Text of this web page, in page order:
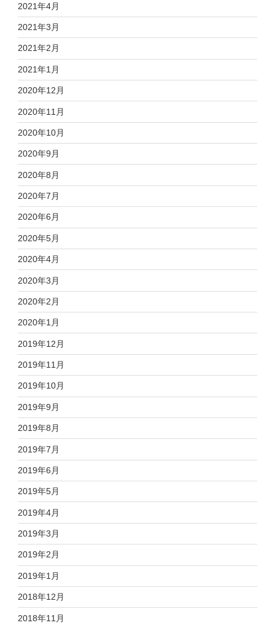
2021年4月
2021年3月
2021年2月
2021年1月
2020年12月
2020年11月
2020年10月
2020年9月
2020年8月
2020年7月
2020年6月
2020年5月
2020年4月
2020年3月
2020年2月
2020年1月
2019年12月
2019年11月
2019年10月
2019年9月
2019年8月
2019年7月
2019年6月
2019年5月
2019年4月
2019年3月
2019年2月
2019年1月
2018年12月
2018年11月